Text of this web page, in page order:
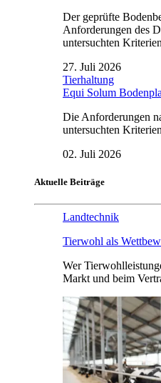
Der geprüfte
Anforderungen des
untersuchten
27. Juli 2026
Tierhaltung
Equi Solum
Die Anforderungen
untersuchten
02. Juli 2026
Aktuelle Beiträge
Landtechnik
Tierwohl als
Wer
Markt und beim